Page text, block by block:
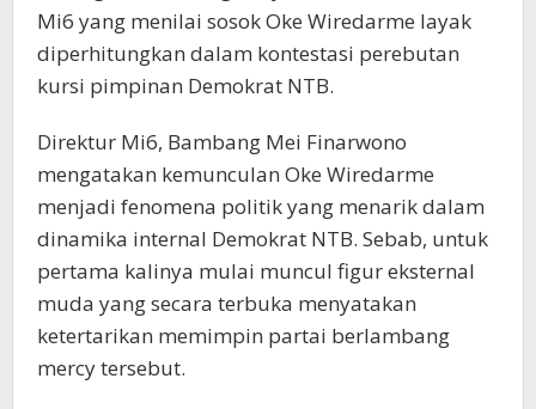
Mi6 yang menilai sosok Oke Wiredarme layak
diperhitungkan dalam kontestasi perebutan
kursi pimpinan Demokrat NTB.
Direktur Mi6, Bambang Mei Finarwono
mengatakan kemunculan Oke Wiredarme
menjadi fenomena politik yang menarik dalam
dinamika internal Demokrat NTB. Sebab, untuk
pertama kalinya mulai muncul figur eksternal
muda yang secara terbuka menyatakan
ketertarikan memimpin partai berlambang
mercy tersebut.